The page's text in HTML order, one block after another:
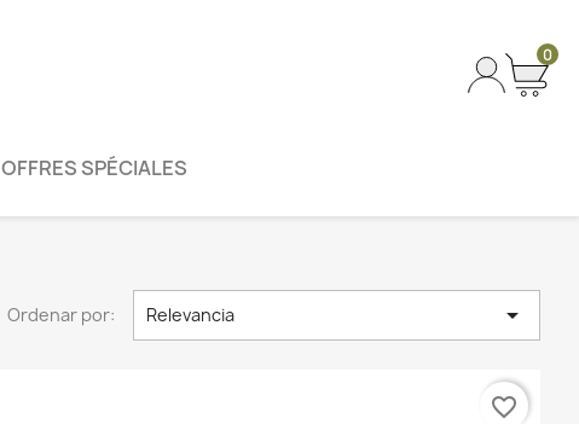
OFFRES SPÉCIALES
0
Ordenar por: Relevancia 
favorite_border